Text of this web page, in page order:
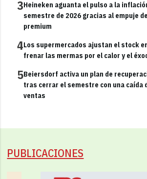
3Heineken aguanta el pulso a la
semestre de 2026 gracias al empuje
premium
4Los supermercados ajustan el stock
frenar las mermas por el calor y el
5Beiersdorf activa un plan de
tras cerrar el semestre con una caída
ventas
PUBLICACIONES